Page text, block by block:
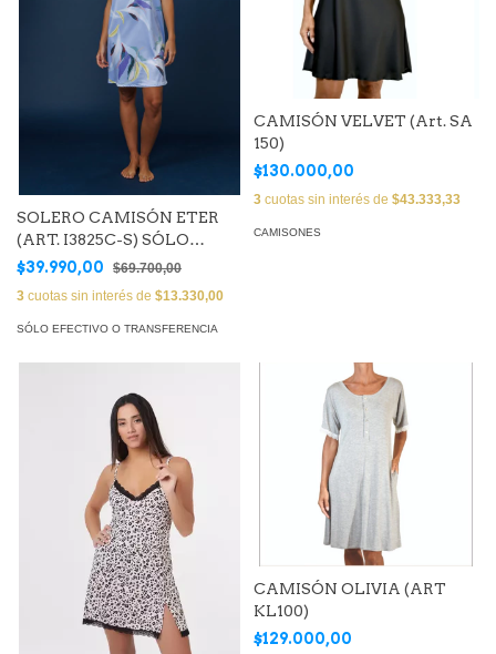
SOLERO CAMISÓN ETER
(ART. I3825C-S) SÓLO
EFECTIVO O
$39.990,00
$69.700,00
3 cuotas sin interés de $13.330,00
SÓLO EFECTIVO O TRANSFERENCIA
CAMISÓN VELVET (Art. SA
150)
$130.000,00
3 cuotas sin interés de $43.333,33
CAMISONES
CAMISÓN OLIVIA (ART
KL100)
$129.000,00